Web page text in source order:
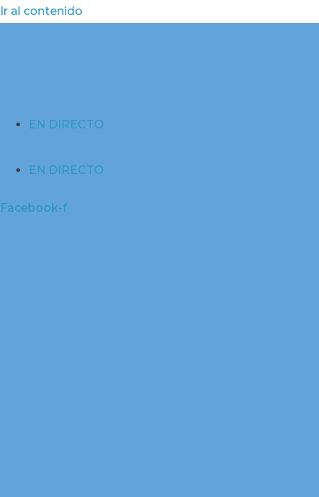
Ir al contenido
EN DIRECTO
EN DIRECTO
Facebook-f